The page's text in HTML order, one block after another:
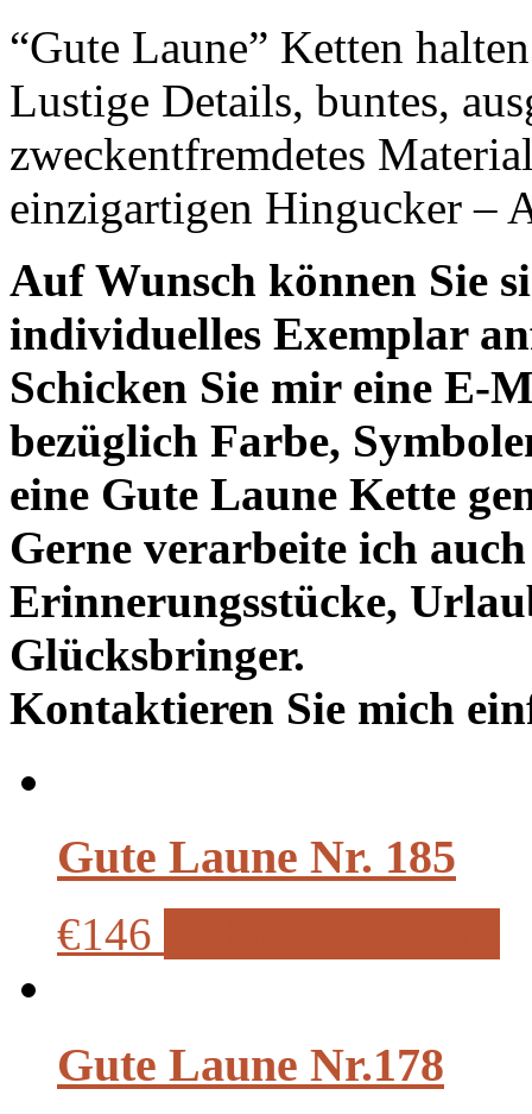
“Gute Laune” Ketten
Lustige Details, buntes,
zweckentfremdetes
einzigartigen Hingucker –
Auf Wunsch können Sie
individuelles Exemplar
Schicken Sie mir eine E-
bezüglich Farbe,
eine Gute Laune Kette
Gerne verarbeite ich
Erinnerungsstücke,
Glücksbringer.
Kontaktieren Sie mich
Gute Laune Nr. 185
€146
Gute Laune Nr.178